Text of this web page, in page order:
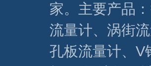
家。主要产品
流量计、涡街
孔板流量计、V